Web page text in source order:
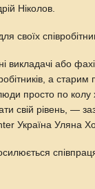
Ніколов.
своїх
або
а старим
просто по колу
свій рівень, —
Україна Уляна